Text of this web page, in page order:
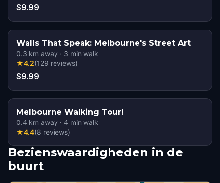
$9.99
Walls That Speak: Melbourne's Street Art
0.3 km away · 3 min walk
★4.2(129 reviews)
$9.99
Melbourne Walking Tour!
0.4 km away · 4 min walk
★4.4(8 reviews)
Bezienswaardigheden in de
buurt